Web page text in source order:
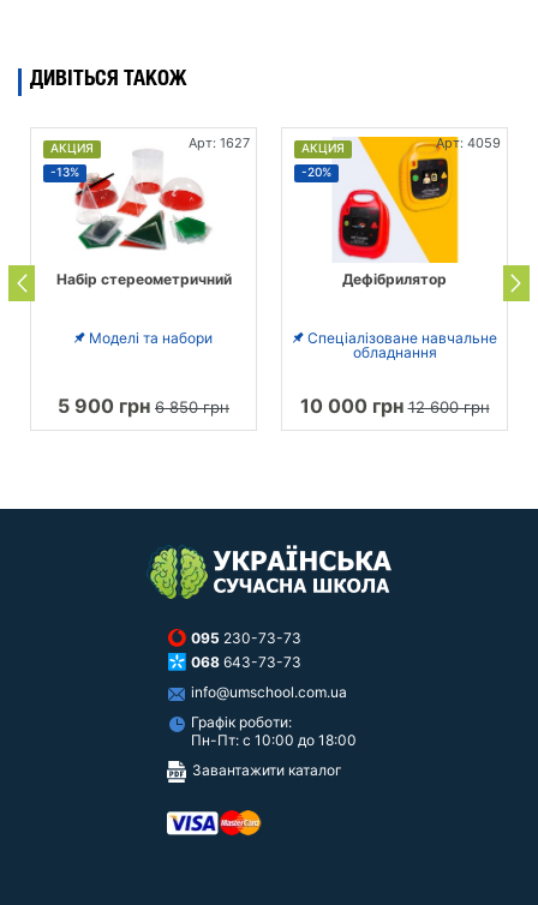
ДИВІТЬСЯ ТАКОЖ
АКЦИЯ
-13%
Арт: 1627
Набір стереометричний
Моделі та набори
5 900 грн 6 850 грн
АКЦИЯ
-20%
Арт: 4059
Дефібрилятор
Спеціалізоване навчальне
обладнання
10 000 грн12 600 грн
095 230-73-73
068 643-73-73
info@umschool.com.ua
Графік роботи:
Пн-Пт: с 10:00 до 18:00
Завантажити каталог